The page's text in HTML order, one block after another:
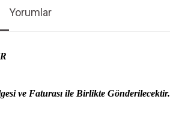
Yorumlar
ve Faturası ile Birlikte Gönderilecektir.